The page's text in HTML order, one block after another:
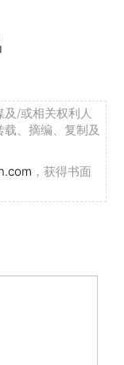
/或相关权利人
、摘编、复制及
，获得书面